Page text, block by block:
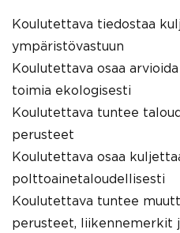
Koulutettava tiedostaa
ympäristövastuun
Koulutettava osaa
toimia ekologisesti
Koulutettava tuntee
perusteet
Koulutettava osaa
polttoainetaloudellisesti
Koulutettava tuntee
perusteet, liikennemerkit